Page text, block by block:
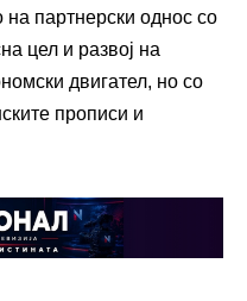
на партнерски однос со
цел и развој на
двигател, но со
прописи и